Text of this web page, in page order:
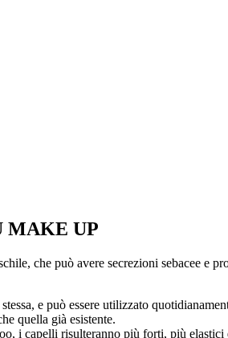
MAKE UP
che può avere secrezioni sebacee e
e può essere utilizzato
quella già esistente.
i capelli risulteranno più forti, più elastici